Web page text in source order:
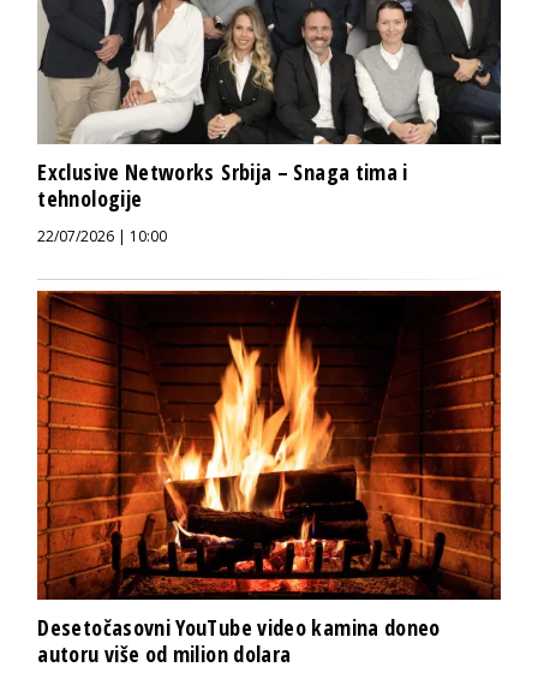
Exclusive Networks Srbija – Snaga tima i
tehnologije
22/07/2026 | 10:00
Desetočasovni YouTube video kamina doneo
autoru više od milion dolara